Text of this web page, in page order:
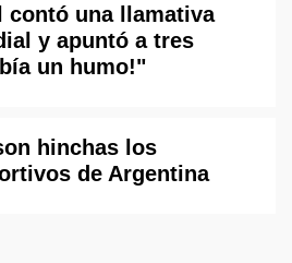
contó una llamativa
y apuntó a tres
un humo!"
hinchas los
de Argentina